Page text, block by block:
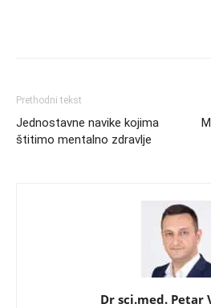
Prethodni tekst
Jednostavne navike kojima
štitimo mentalno zdravlje
Dr sci.med. Petar